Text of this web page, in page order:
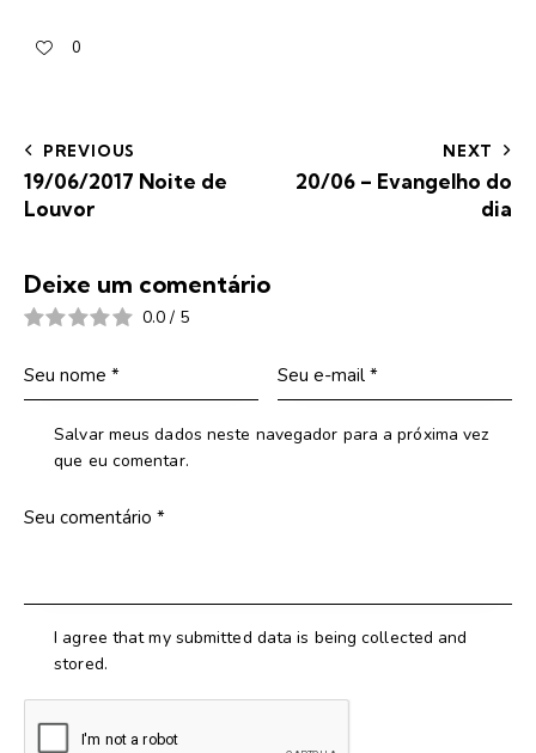
0
PREVIOUS
19/06/2017 Noite de
Louvor
NEXT
20/06 – Evangelho do
dia
Deixe um comentário
0.0 / 5
Salvar meus dados neste navegador para a próxima vez
que eu comentar.
I agree that my submitted data is being collected and
stored.